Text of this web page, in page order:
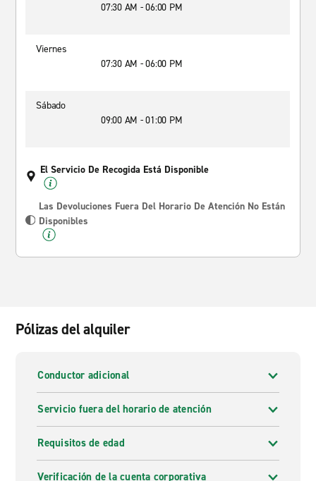
07:30 AM - 06:00 PM
Viernes
07:30 AM - 06:00 PM
Sábado
09:00 AM - 01:00 PM
El Servicio De Recogida Está Disponible
Las Devoluciones Fuera Del Horario De Atención No Están
Disponibles
Pólizas del alquiler
Conductor adicional
Servicio fuera del horario de atención
Requisitos de edad
Verificación de la cuenta corporativa